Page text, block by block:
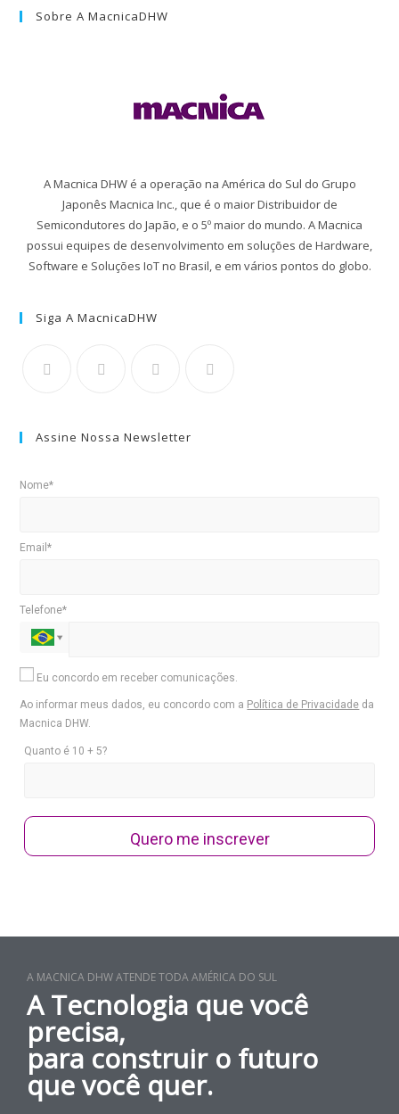
Sobre A MacnicaDHW
A Macnica DHW é a operação na América do Sul do Grupo
Japonês Macnica Inc., que é o maior Distribuidor de
Semicondutores do Japão, e o 5º maior do mundo. A Macnica
possui equipes de desenvolvimento em soluções de Hardware,
Software e Soluções IoT no Brasil, e em vários pontos do globo.
Siga A MacnicaDHW
Assine Nossa Newsletter
Nome*
Email*
Telefone*
Eu concordo em receber comunicações.
Ao informar meus dados, eu concordo com a Política de Privacidade da
Macnica DHW.
Quanto é 10 + 5?
Quero me inscrever
A MACNICA DHW ATENDE TODA AMÉRICA DO SUL
A Tecnologia que você
precisa,
para construir o futuro
que você quer.